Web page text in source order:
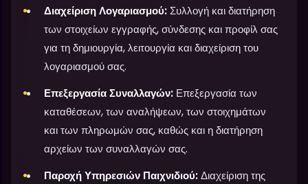
Διαχείριση Λογαριασμού:Συλλογή και διατήρηση
των στοιχείων εγγραφής, σύνδεσης και προφίλ σας
για τη δημιουργία, λειτουργία και διαχείριση του
λογαριασμού σας.
Επεξεργασία Συναλλαγών: Επεξεργασία των
καταθέσεων, των αναλήψεων, των στοιχημάτων
και των πληρωμών σας, καθώς και η διατήρηση
αρχείων των συναλλαγών σας.
Παροχή Υπηρεσιών Παιχνιδιού:Διαχείριση της